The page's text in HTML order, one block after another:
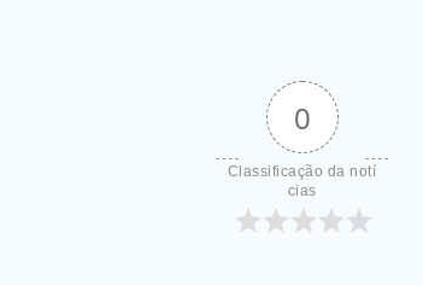
0
Classificação da notí
cias